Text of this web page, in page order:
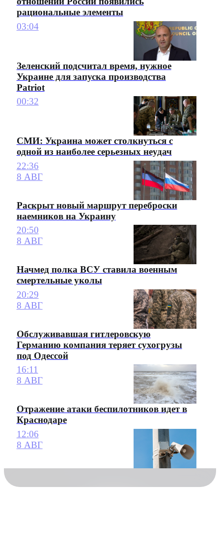
рациональные элементы
03:04
Зеленский подсчитал время, нужное
Украине для запуска производства
Patriot
00:32
СМИ: Украина может столкнуться с
одной из наиболее серьезных неудач
22:36
8 АВГ
Раскрыт новый маршрут переброски
наемников на Украину
20:50
8 АВГ
Начмед полка ВСУ ставила военным
смертельные уколы
20:29
8 АВГ
Обслуживавшая гитлеровскую
Германию компания теряет сухогрузы
под Одессой
16:11
8 АВГ
Отражение атаки беспилотников идет в
Краснодаре
12:06
8 АВГ